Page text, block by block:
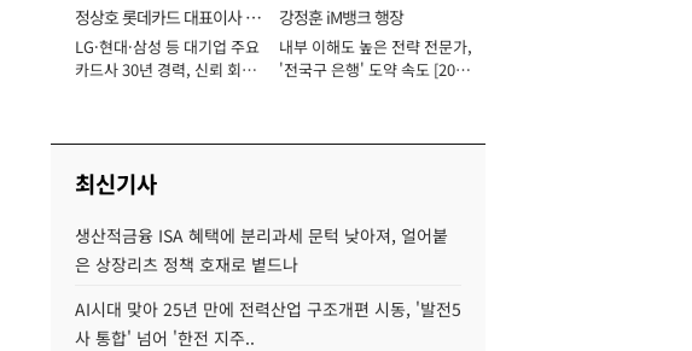
정상호 롯데카드 대표이사 사
장
LG·현대·삼성 등 대기업 주요
카드사 30년 경력, 신뢰 회복
강정훈 iM뱅크 행장
내부 이해도 높은 전략 전문가,
'전국구 은행' 도약 속도 [2026
최신기사
생산적금융 ISA 혜택에 분리과세 문턱 낮아져, 얼어붙
은 상장리츠 정책 호재로 볕드나
AI시대 맞아 25년 만에 전력산업 구조개편 시동, '발전5
사 통합' 넘어 '한전 지주..